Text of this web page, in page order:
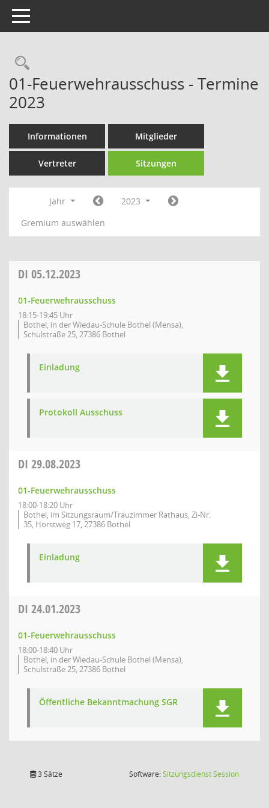
Toggle navigation
Rechercheauswahl
01-Feuerwehrausschuss - Termine
2023
Informationen Mitglieder
Vertreter Sitzungen
Jahr
2023
Gremium auswählen
DI 05.12.2023
01-Feuerwehrausschuss
18:15-19:45 Uhr
Bothel, in der Wiedau-Schule Bothel (Mensa),
Schulstraße 25, 27386 Bothel
Einladung
Protokoll Ausschuss
DI 29.08.2023
01-Feuerwehrausschuss
18:00-18:20 Uhr
Bothel, im Sitzungsraum/Trauzimmer Rathaus, Zi-Nr.
35, Horstweg 17, 27386 Bothel
Einladung
DI 24.01.2023
01-Feuerwehrausschuss
18:00-18:40 Uhr
Bothel, in der Wiedau-Schule Bothel (Mensa),
Schulstraße 25, 27386 Bothel
Öffentliche Bekanntmachung SGR
3 Sätze Software:SitzungsdienstSession(Wird in